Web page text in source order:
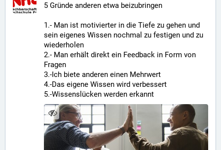
5 Gründe anderen etwa beizubringen
1.- Man ist motivierter in die Tiefe zu gehen und
sein eigenes Wissen nochmal zu festigen und zu
wiederholen
2.- Man erhält direkt ein Feedback in Form von
Fragen
3.-Ich biete anderen einen Mehrwert
4.-Das eigene Wissen wird verbessert
5.-Wissenslücken werden erkannt